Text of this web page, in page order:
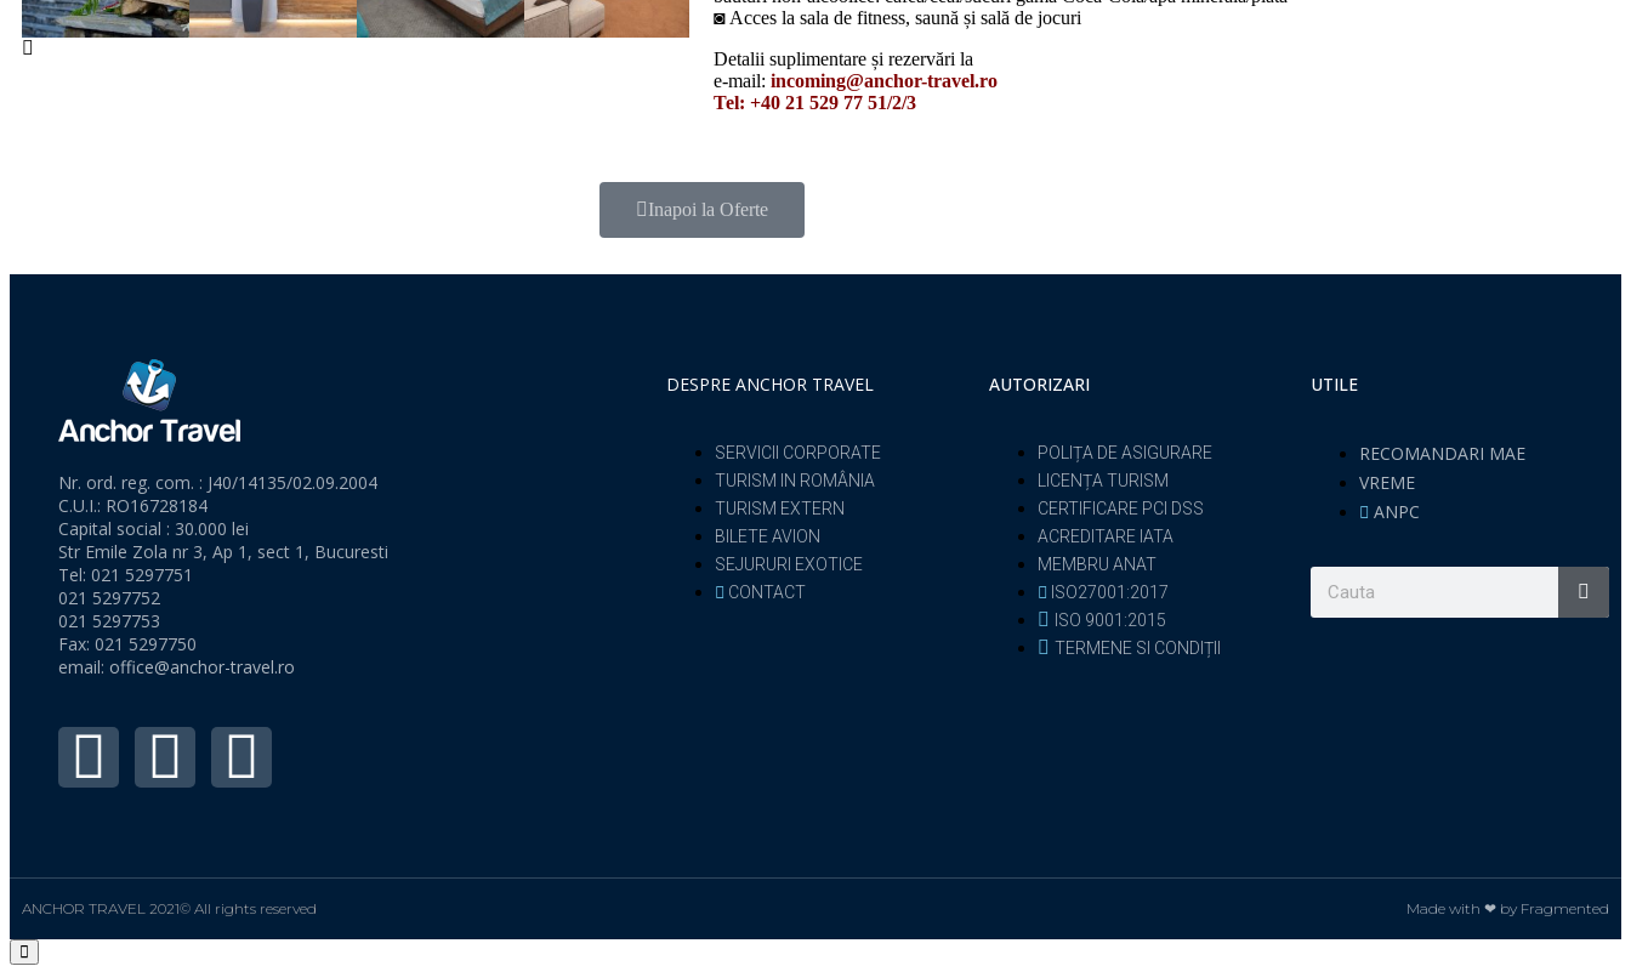
◙ Acces la sala de fitness, saună și sală de jocuri
Detalii suplimentare și rezervări la
e-mail: incoming@anchor-travel.ro
Tel: +40 21 529 77 51/2/3
Inapoi la Oferte
Nr. ord. reg. com. : J40/14135/02.09.2004
C.U.I.: RO16728184
Capital social : 30.000 lei
Str Emile Zola nr 3, Ap 1, sect 1, Bucuresti
Tel: 021 5297751
021 5297752
021 5297753
Fax: 021 5297750
email: office@anchor-travel.ro
DESPRE ANCHOR TRAVEL
SERVICII CORPORATE
TURISM IN ROMÂNIA
TURISM EXTERN
BILETE AVION
SEJURURI EXOTICE
CONTACT
AUTORIZARI
POLIȚA DE ASIGURARE
LICENȚA TURISM
CERTIFICARE PCI DSS
ACREDITARE IATA
MEMBRU ANAT
ISO27001:2017
ISO 9001:2015
TERMENE SI CONDIȚII
UTILE
RECOMANDARI MAE
VREME
ANPC
ANCHOR TRAVEL 2021© All rights reserved Made with ❤ by Fragmented